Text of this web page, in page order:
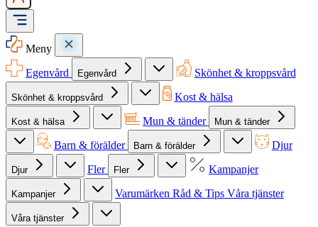
Meny
Egenvård
Egenvård Skönhet & kroppsvård
Skönhet & kroppsvård Kost & hälsa
Kost & hälsa Mun & tänder Mun & tänder
Barn & förälder Barn & förälder Djur
Djur Fler Fler Kampanjer
Kampanjer Varumärken Råd & Tips Våra tjänster
Våra tjänster